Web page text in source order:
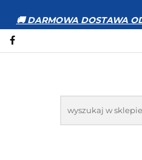
🚚 DARMOWA DOSTAWA
ZWIERZĘTA DOM I